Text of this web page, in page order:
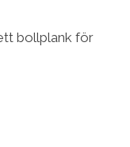
bollplank för